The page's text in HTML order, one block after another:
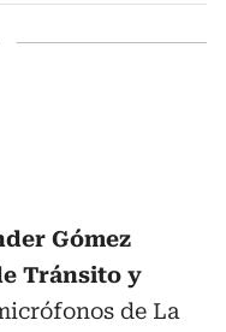
Gómez
Tránsito y
de La